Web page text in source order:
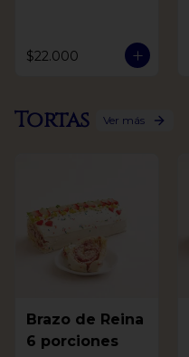
$22.000
Tortas Ver más
Brazo de Reina
6 porciones